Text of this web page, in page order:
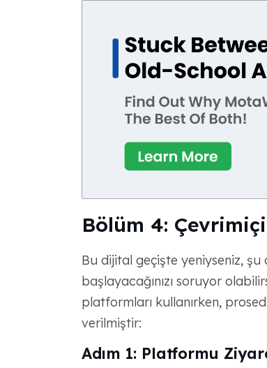
Bölüm 4: Çevrimiçi
Bu dijital geçişte yeniyseniz,
başlayacağınızı soruyor
platformları kullanırken,
verilmiştir:
Adım 1: Platformu